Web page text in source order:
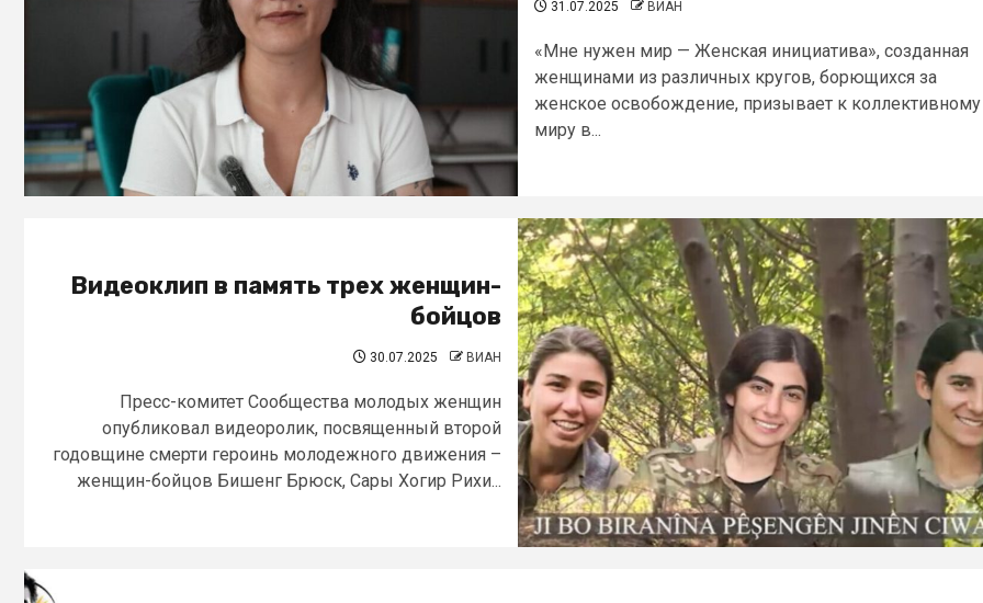
31.07.2025 ВИАН
«Мне нужен мир — Женская инициатива», созданная
женщинами из различных кругов, борющихся за
женское освобождение, призывает к коллективному
миру в...
Видеоклип в память трех женщин-
бойцов
30.07.2025 ВИАН
Пресс-комитет Сообщества молодых женщин
опубликовал видеоролик, посвященный второй
годовщине смерти героинь молодежного движения –
женщин-бойцов Бишенг Брюск, Сары Хогир Рихи...